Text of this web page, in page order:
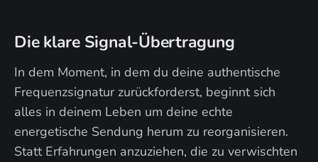
Die klare Signal-Übertragung
In dem Moment, in dem du deine authentische
Frequenzsignatur zurückforderst, beginnt sich
alles in deinem Leben um deine echte
energetische Sendung herum zu reorganisieren.
Statt Erfahrungen anzuziehen, die zu verwischten